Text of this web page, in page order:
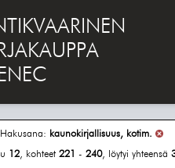
kaunokirjallisuus, kotim.
12, kohteet 221 - 240, löytyi yhteensä